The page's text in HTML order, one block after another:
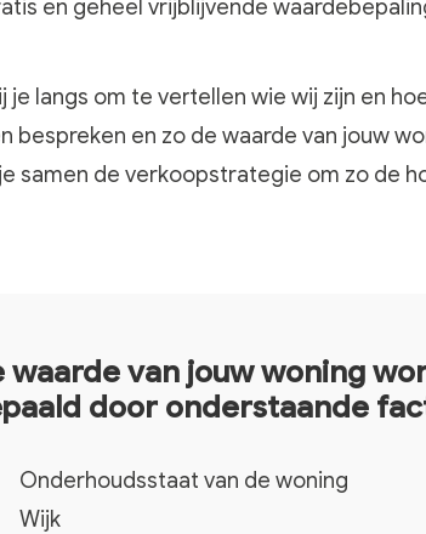
en geheel vrijblijvende
langs om te vertellen wie wij zijn en
en zo de waarde van jouw
samen de verkoopstrategie om zo de
door onderstaande
Onderhoudsstaat van de woning
Wijk